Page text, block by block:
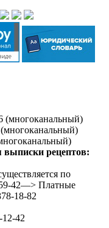
(многоканальный)
(многоканальный)
рецептов:
по
42—> Платные
18-82
12-42